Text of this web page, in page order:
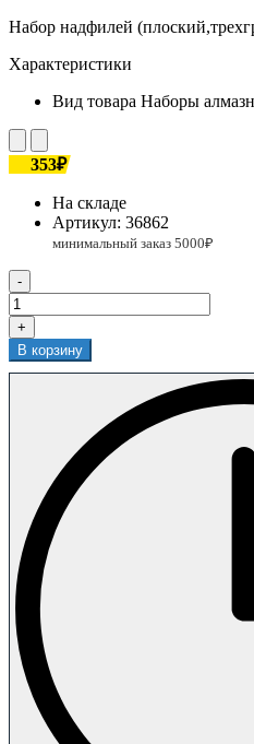
Набор надфилей
Характеристики
Вид товара Наборы
353₽
На складе
Артикул: 36862
-
+
В корзину